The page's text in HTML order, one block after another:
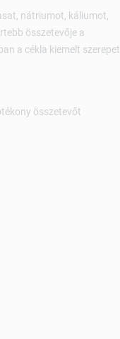
nátriumot, káliumot,
összetevője a
a cékla kiemelt szerepet
összetevőt